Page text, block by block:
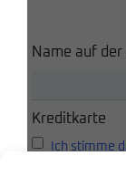
Name auf der
Kreditkarte
Ich stimme